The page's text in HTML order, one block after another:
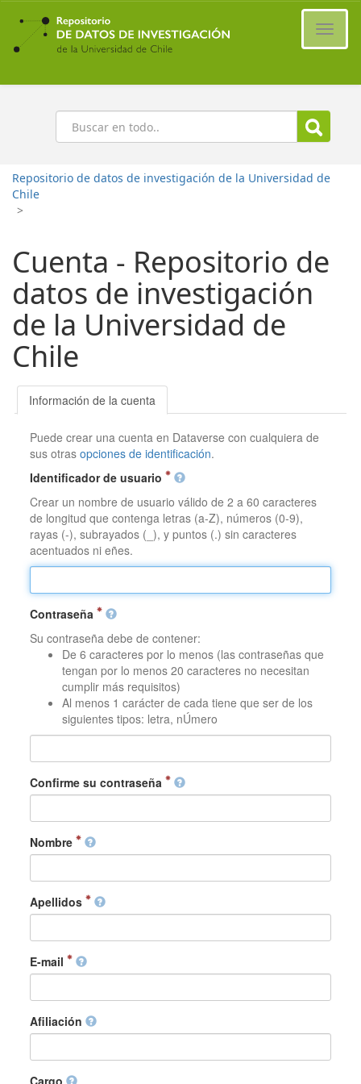
Ir
contenido
principal
Buscar
Repositorio de datos de investigación de la Universidad de
Chile
>
Cuenta - Repositorio de
datos de investigación
de la Universidad de
Chile
Información de la cuenta
Puede crear una cuenta en Dataverse con cualquiera de
sus otrasopciones de identificación.
Identificador de usuario
Crear un nombre de usuario válido de 2 a 60 caracteres
de longitud que contenga letras (a-Z), números (0-9),
rayas (-), subrayados (_), y puntos (.) sin caracteres
acentuados ni eñes.
Contraseña
Su contraseña debe de contener:
De 6 caracteres por lo menos (las contraseñas que
tengan por lo menos 20 caracteres no necesitan
cumplir más requisitos)
Al menos 1 carácter de cada tiene que ser de los
siguientes tipos: letra, nÚmero
Confirme su contraseña
Nombre
Apellidos
E-mail
Afiliación
Cargo